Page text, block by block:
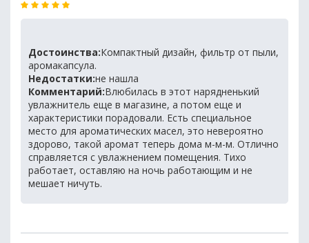
Достоинства:Компактный дизайн, фильтр от пыли,
аромакапсула.
Недостатки:не нашла
Комментарий:Влюбилась в этот нарядненький
увлажнитель еще в магазине, а потом еще и
характеристики порадовали. Есть специальное
место для ароматических масел, это невероятно
здорово, такой аромат теперь дома м-м-м. Отлично
справляется с увлажнением помещения. Тихо
работает, оставляю на ночь работающим и не
мешает ничуть.